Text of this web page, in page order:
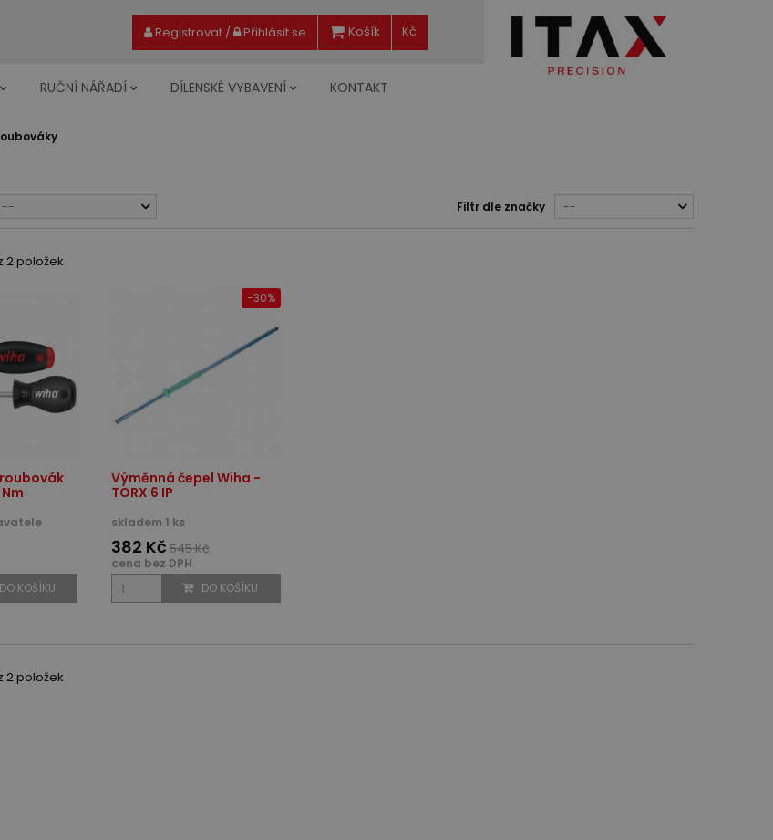
Kč
Košík
Registrovat/ Přihlásit se
RUČNÍ NÁŘADÍ DÍLENSKÉ VYBAVENÍ KONTAKT
-- Filtr dle značky --
2 položek
DO KOŠÍKU
Výměnná čepel Wiha -
TORX 6 IP
skladem 1 ks
382 Kč545 Kč
-30%
cena bez DPH
DO KOŠÍKU
2 položek